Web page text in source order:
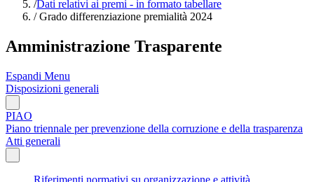
/Dati relativi ai premi - in formato tabellare
/Grado differenziazione premialità 2024
Amministrazione Trasparente
Espandi Menu
Disposizioni generali
PIAO
Piano triennale per prevenzione della corruzione e della trasparenza
Atti generali
Riferimenti normativi su organizzazione e attività